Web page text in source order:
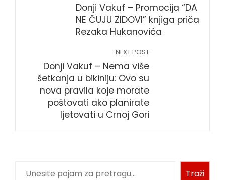
Donji Vakuf – Promocija “DA
NE ČUJU ZIDOVI” knjiga priča
Rezaka Hukanovića
NEXT POST
Donji Vakuf – Nema više
šetkanja u bikiniju: Ovo su
nova pravila koje morate
poštovati ako planirate
ljetovati u Crnoj Gori
Traži